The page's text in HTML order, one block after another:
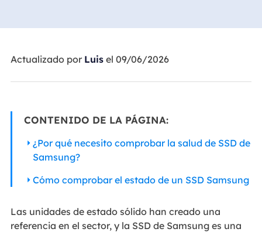
Actualizado por Luisel 09/06/2026
CONTENIDO DE LA PÁGINA:
¿Por qué necesito comprobar la salud de SSD de
Samsung?
Cómo comprobar el estado de un SSD Samsung
Las unidades de estado sólido han creado una
referencia en el sector, y la SSD de Samsung es una